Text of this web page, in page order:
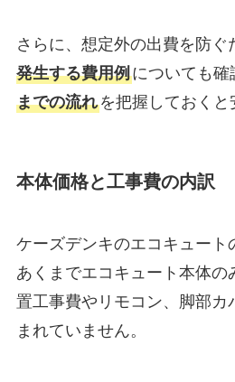
さらに、想定外の出費を防ぐ
発生する費用例についても確
までの流れを把握しておくと
本体価格と工事費の内訳
ケーズデンキのエコキュート
あくまでエコキュート本体の
置工事費やリモコン、脚部カ
まれていません。